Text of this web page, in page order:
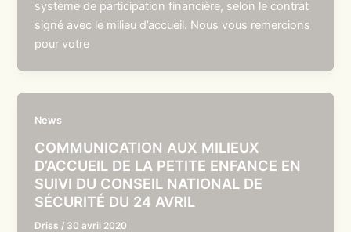
système de participation financière, selon le contrat
signé avec le milieu d’accueil. Nous vous remercions
pour votre
News
COMMUNICATION AUX MILIEUX
D’ACCUEIL DE LA PETITE ENFANCE EN
SUIVI DU CONSEIL NATIONAL DE
SÉCURITÉ DU 24 AVRIL
Driss / 30 avril 2020